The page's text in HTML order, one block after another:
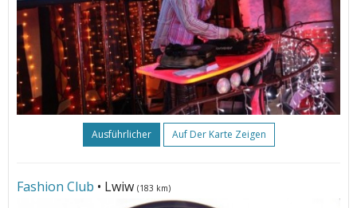
Ausführlicher Auf Der Karte Zeigen
Fashion Club • Lwiw (183 km)